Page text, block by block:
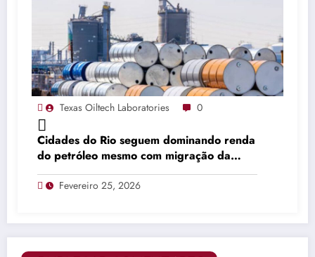
Texas Oiltech Laboratories 0
Cidades do Rio seguem dominando renda
do petróleo mesmo com migração da
produção
Fevereiro 25, 2026